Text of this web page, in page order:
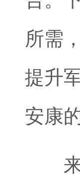
所需
提升
安康
来